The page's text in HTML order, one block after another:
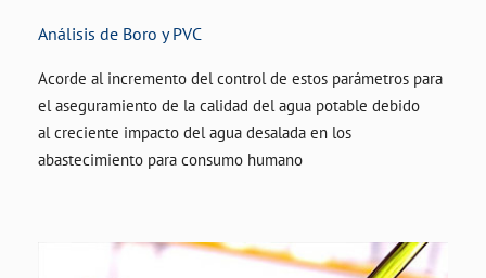
Análisis de Boro y PVC
Acorde al incremento del control de estos parámetros para
el aseguramiento de la calidad del agua potable debido
al creciente impacto del agua desalada en los
abastecimiento para consumo humano